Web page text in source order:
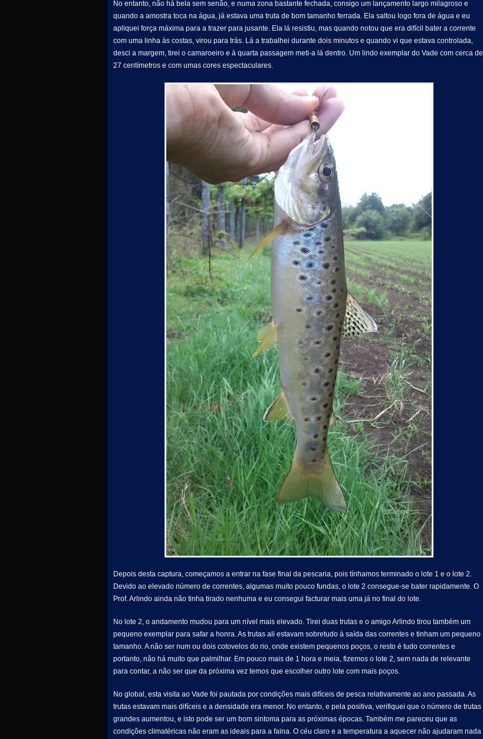
No entanto, não há bela sem senão, e numa zona bastante fechada, consigo um lançamento largo milagroso e
quando a amostra toca na água, já estava uma truta de bom tamanho ferrada. Ela saltou logo fora de água e eu
apliquei força máxima para a trazer para jusante. Ela lá resistiu, mas quando notou que era difícil bater a corrente
com uma linha às costas, virou para trás. Lá a trabalhei durante dois minutos e quando vi que estava controlada,
desci a margem, tirei o camaroeiro e à quarta passagem meti-a lá dentro. Um lindo exemplar do Vade com cerca de
27 centímetros e com umas cores espectaculares.
Depois desta captura, começamos a entrar na fase final da pescaria, pois tínhamos terminado o lote 1 e o lote 2.
Devido ao elevado número de correntes, algumas muito pouco fundas, o lote 2 consegue-se bater rapidamente. O
Prof. Arlindo ainda não tinha tirado nenhuma e eu consegui facturar mais uma já no final do lote.
No lote 2, o andamento mudou para um nível mais elevado. Tirei duas trutas e o amigo Arlindo tirou também um
pequeno exemplar para safar a honra. As trutas ali estavam sobretudo à saída das correntes e tinham um pequeno
tamanho. A não ser num ou dois cotovelos do rio, onde existem pequenos poços, o resto é tudo correntes e
portanto, não há muito que palmilhar. Em pouco mais de 1 hora e meia, fizemos o lote 2, sem nada de relevante
para contar, a não ser que da próxima vez temos que escolher outro lote com mais poços.
No global, esta visita ao Vade foi pautada por condições mais difíceis de pesca relativamente ao ano passada. As
trutas estavam mais difíceis e a densidade era menor. No entanto, e pela positiva, verifiquei que o número de trutas
grandes aumentou, e isto pode ser um bom sintoma para as próximas épocas. Também me pareceu que as
condições climatéricas não eram as ideais para a faina. O céu claro e a temperatura a aquecer não ajudaram nada